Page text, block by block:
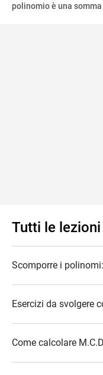
polinomio è una
Tutti le
Scomporre i
Esercizi da svolgere
Come calcolare